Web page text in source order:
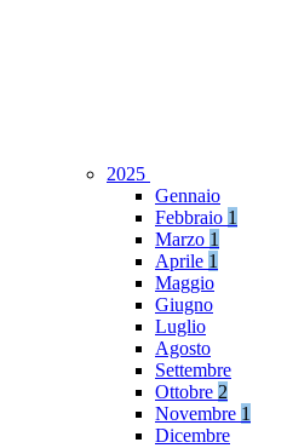
2025
Gennaio
Febbraio 1
Marzo 1
Aprile 1
Maggio
Giugno
Luglio
Agosto
Settembre
Ottobre 2
Novembre 1
Dicembre